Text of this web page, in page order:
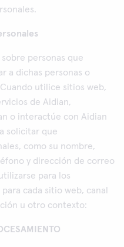
sobre personas que
a dichas personas o
utilice sitios web,
de Aidian,
o interactúe con Aidian
solicitar que
como su nombre,
y dirección de correo
para los
cada sitio web, canal
u otro contexto: